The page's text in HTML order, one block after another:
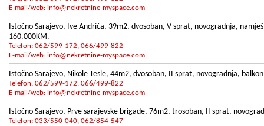
E-mail/web: info@nekretnine-myspace.com
Istočno Sarajevo, Ive Andrića, 39m2, dvosoban, V sprat, novogradnja,
160.000KM.
Telefon: 062/599-172, 066/499-822
E-mail/web: info@nekretnine-myspace.com
Istočno Sarajevo, Nikole Tesle, 44m2, dvosoban, II sprat, novogradnja,
Telefon: 062/599-172, 066/499-822
E-mail/web: info@nekretnine-myspace.com
Istočno Sarajevo, Prve sarajevske brigade, 76m2, trosoban, II sprat,
Telefon: 033/550-040, 062/854-547